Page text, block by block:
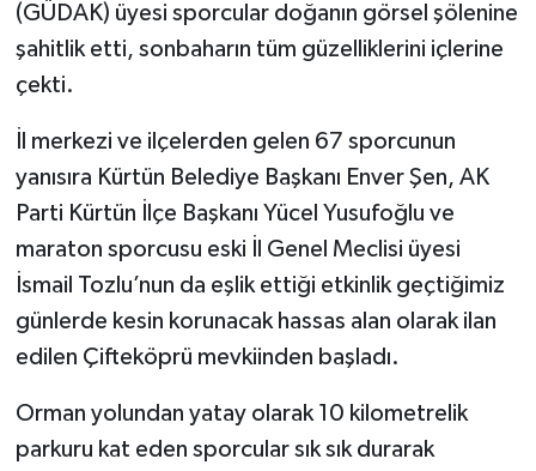
(GÜDAK) üyesi sporcular doğanın görsel şölenine
şahitlik etti, sonbaharın tüm güzelliklerini içlerine
çekti.
İl merkezi ve ilçelerden gelen 67 sporcunun
yanısıra Kürtün Belediye Başkanı Enver Şen, AK
Parti Kürtün İlçe Başkanı Yücel Yusufoğlu ve
maraton sporcusu eski İl Genel Meclisi üyesi
İsmail Tozlu’nun da eşlik ettiği etkinlik geçtiğimiz
günlerde kesin korunacak hassas alan olarak ilan
edilen Çifteköprü mevkiinden başladı.
Orman yolundan yatay olarak 10 kilometrelik
parkuru kat eden sporcular sık sık durarak